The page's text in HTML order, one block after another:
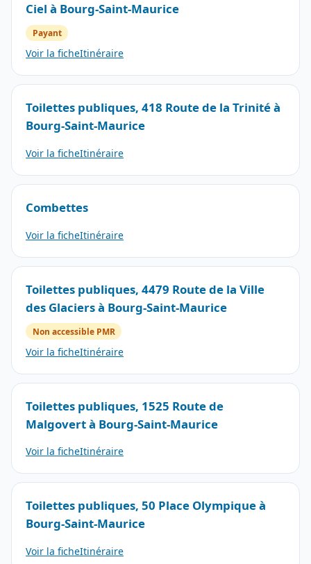
Ciel à Bourg-Saint-Maurice
Payant
Voir la ficheItinéraire
Toilettes publiques, 418 Route de la Trinité à
Bourg-Saint-Maurice
Voir la ficheItinéraire
Combettes
Voir la ficheItinéraire
Toilettes publiques, 4479 Route de la Ville
des Glaciers à Bourg-Saint-Maurice
Non accessible PMR
Voir la ficheItinéraire
Toilettes publiques, 1525 Route de
Malgovert à Bourg-Saint-Maurice
Voir la ficheItinéraire
Toilettes publiques, 50 Place Olympique à
Bourg-Saint-Maurice
Voir la ficheItinéraire